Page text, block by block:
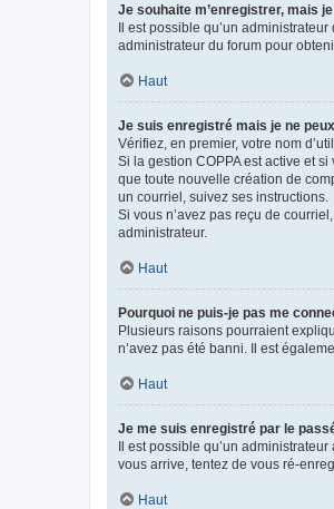
Je souhaite m’enregistrer, mais
Il est possible qu’un
administrateur du forum pour
Haut
Je suis enregistré mais je ne
Vérifiez, en premier, votre nom
Si la gestion COPPA est active et
que toute nouvelle création de
un courriel, suivez ses instructions.
Si vous n’avez pas reçu de
administrateur.
Haut
Pourquoi ne puis-je pas me
Plusieurs raisons pourraient
n’avez pas été banni. Il est
Haut
Je me suis enregistré par le
Il est possible qu’un
vous arrive, tentez de vous ré-
Haut